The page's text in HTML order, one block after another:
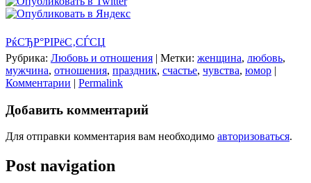
РќСЂР°РІРёС‚СЃСЏ
Рубрика: Любовь и отношения | Метки: женщина, любовь,
мужчина, отношения, праздник, счастье, чувства, юмор |
Комментарии | Permalink
Добавить комментарий
Для отправки комментария вам необходимо авторизоваться.
Post navigation